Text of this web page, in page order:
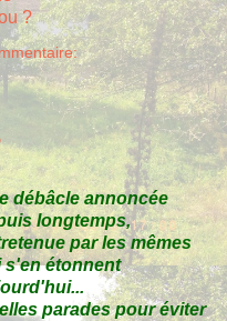
?
débâcle annoncée
longtemps,
par les mêmes
s'en étonnent
parades pour éviter